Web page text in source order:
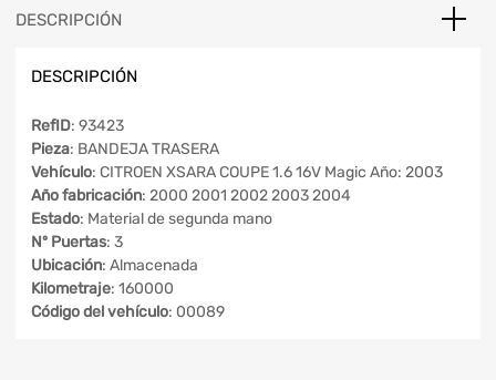
DESCRIPCIÓN
DESCRIPCIÓN
RefID: 93423
Pieza: BANDEJA TRASERA
Vehículo: CITROEN XSARA COUPE 1.6 16V Magic Año: 2003
Año fabricación: 2000 2001 2002 2003 2004
Estado: Material de segunda mano
Nº Puertas: 3
Ubicación: Almacenada
Kilometraje: 160000
Código del vehículo: 00089